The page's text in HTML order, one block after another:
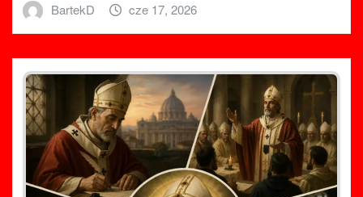
BartekD cze 17, 2026